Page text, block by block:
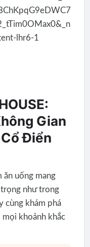
Gian
Điển
ăn uống mang
trọng như trong
cùng khám phá
mọi khoảnh khắc